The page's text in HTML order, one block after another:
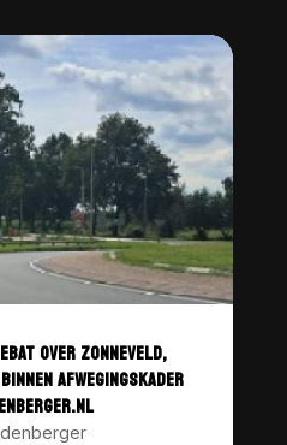
OVER ZONNEVELD,
AFWEGINGSKADER